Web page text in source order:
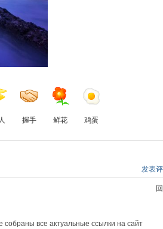
握手 鲜花 鸡蛋
发表
все актуальные ссылки на сайт